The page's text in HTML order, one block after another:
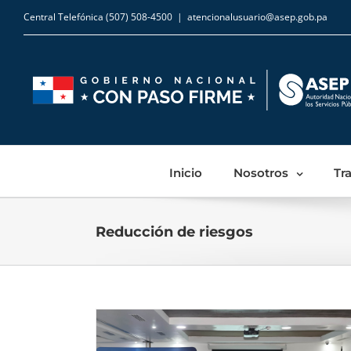
Central Telefónica (507) 508-4500 | atencionalusuario@asep.gob.pa
Inicio Nosotros
Reducción de riesgos